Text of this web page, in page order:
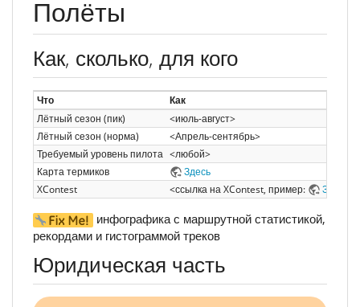
Полёты
Как, сколько, для кого
Что
Как
Лётный сезон (пик)
<июль-август>
Лётный сезон (норма)
<Апрель-сентябрь>
Требуемый уровень пилота <любой>
Карта термиков
Здесь
XContest
<ссылка на XContest, пример: Здесь
инфографика с маршрутной статистикой,
рекордами и гистограммой треков
Юридическая часть